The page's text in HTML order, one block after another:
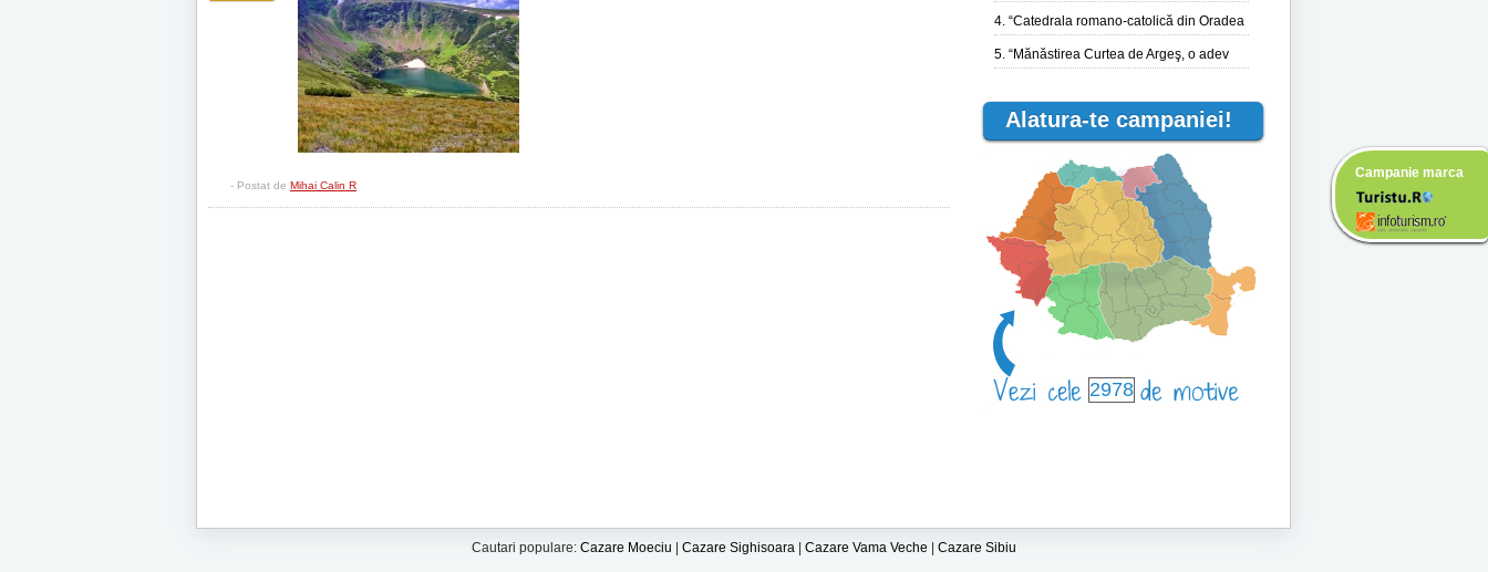
Campanie marca
- Postat de Mihai Calin R
4. “Catedrala romano-catolică din Oradea
5. “Mănăstirea Curtea de Argeş, o adev
Alatura-te campaniei!
2978
Cautari populare: Cazare Moeciu Cazare Sighisoara Cazare Vama Veche
Cazare Sibiu